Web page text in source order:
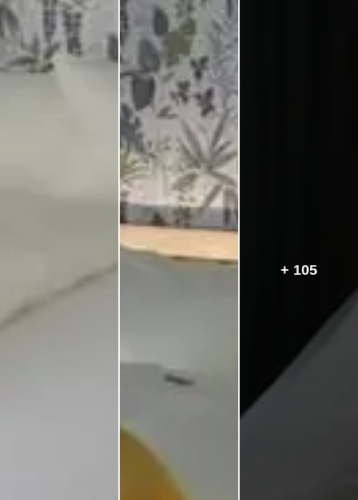
+ 105